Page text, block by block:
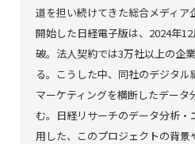
道を担い続けてきた総合メディア
開始した日経電子版は、2024年
破。法人契約では3万社以上の企
る。こうした中、同社のデジタル
マーケティングを横断したデー
む。日経リサーチのデータ分析
用した、このプロジェクトの背景